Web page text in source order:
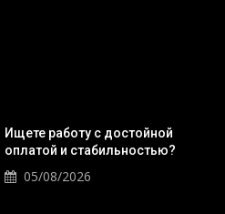
Ищете работу с достойной
оплатой и стабильностью?
05/08/2026